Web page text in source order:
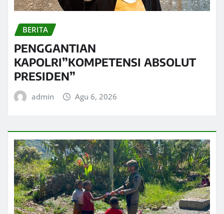
BERITA
PENGGANTIAN
KAPOLRI”KOMPETENSI ABSOLUT
PRESIDEN”
admin Agu 6, 2026